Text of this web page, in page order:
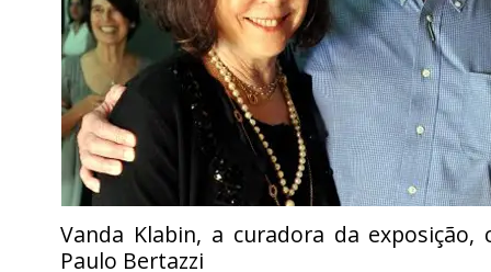
Vanda Klabin, a curadora da exposição,
Paulo Bertazzi